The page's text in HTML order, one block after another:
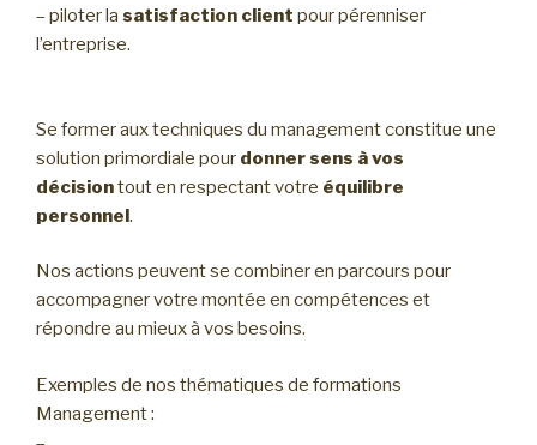
– piloter la satisfaction client pour pérenniser
l’entreprise.
Se former aux techniques du management constitue une
solution primordiale pour donner sens à vos
décisiontout en respectant votre équilibre
personnel.
Nos actions peuvent se combiner en parcours pour
accompagner votre montée en compétences et
répondre au mieux à vos besoins.
Exemples de nos thématiques de formations
Management :